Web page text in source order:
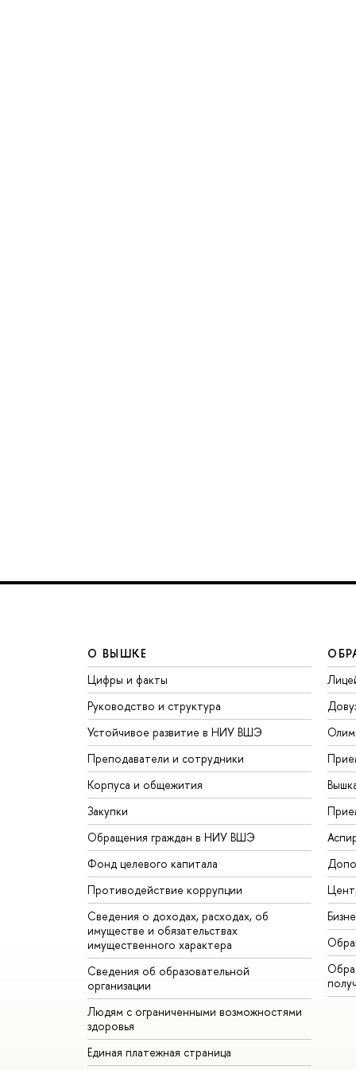
О ВЫШКЕ
Цифры и факты
Руководство и структура
Устойчивое развитие в НИУ ВШЭ
Преподаватели и сотрудники
Корпуса и общежития
Закупки
Обращения граждан в НИУ ВШЭ
Фонд целевого капитала
Противодействие коррупции
Сведения о доходах, расходах, об
имуществе и обязательствах
имущественного характера
Сведения об образовательной
организации
Людям с ограниченными возможностями
здоровья
Единая платежная страница